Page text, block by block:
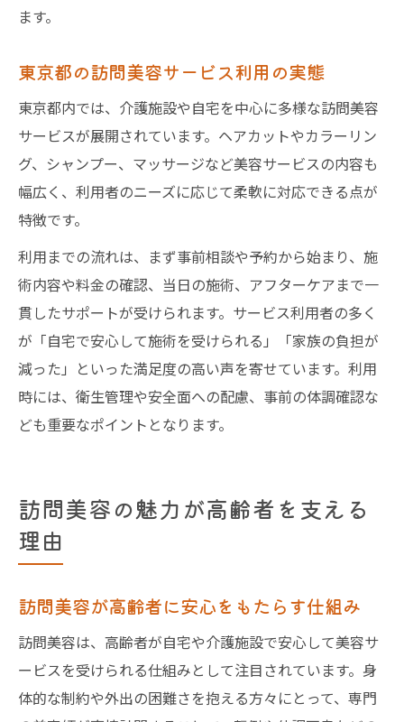
ます。
東京都の訪問美容サービス利用の実態
東京都内では、介護施設や自宅を中心に多様な訪問美容
サービスが展開されています。ヘアカットやカラーリン
グ、シャンプー、マッサージなど美容サービスの内容も
幅広く、利用者のニーズに応じて柔軟に対応できる点が
特徴です。
利用までの流れは、まず事前相談や予約から始まり、施
術内容や料金の確認、当日の施術、アフターケアまで一
貫したサポートが受けられます。サービス利用者の多く
が「自宅で安心して施術を受けられる」「家族の負担が
減った」といった満足度の高い声を寄せています。利用
時には、衛生管理や安全面への配慮、事前の体調確認な
ども重要なポイントとなります。
訪問美容の魅力が高齢者を支える
理由
訪問美容が高齢者に安心をもたらす仕組み
訪問美容は、高齢者が自宅や介護施設で安心して美容サ
ービスを受けられる仕組みとして注目されています。身
体的な制約や外出の困難さを抱える方々にとって、専門